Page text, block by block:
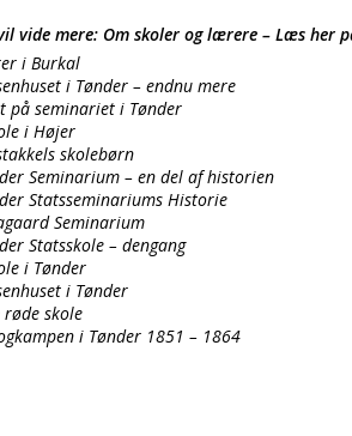
vide mere: Om skoler og lærere – Læs her
i Burkal
i Tønder – endnu mere
på seminariet i Tønder
i Højer
skolebørn
Seminarium – en del af historien
Statsseminariums Historie
Seminarium
Statsskole – dengang
i Tønder
i Tønder
røde skole
i Tønder 1851 – 1864